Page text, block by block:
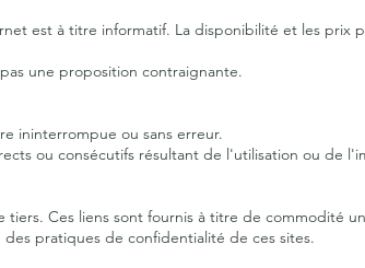
est à titre informatif. La disponibilité et les prix
une proposition contraignante.
ininterrompue ou sans erreur.
ou consécutifs résultant de l'utilisation ou de
Ces liens sont fournis à titre de commodité
pratiques de confidentialité de ces sites.